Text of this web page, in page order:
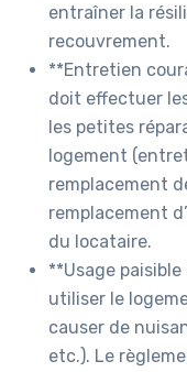
entraîner la
recouvrement.
**Entretien
doit effectuer
les petites
logement
remplacement
remplacement
du locataire.
**Usage
utiliser le
causer de
etc.). Le